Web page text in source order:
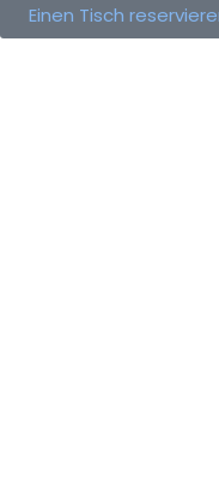
Einen Tisch